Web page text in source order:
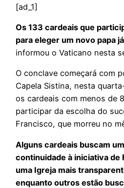
[ad_1]
Os 133 cardeais que
para eleger um novo papa
informou o Vaticano nesta
O conclave começará com
Capela Sistina, nesta
os cardeais com menos de
participar da escolha do
Francisco, que morreu no
Alguns cardeais buscam
continuidade à iniciativa de
uma Igreja mais
enquanto outros estão